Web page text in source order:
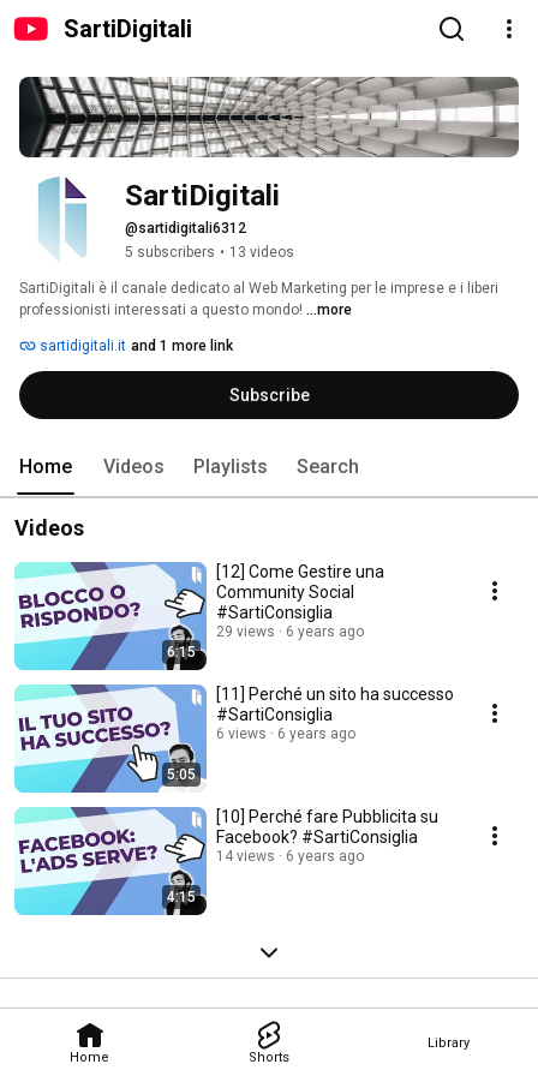
SartiDigitali
Home Shorts
Library
SartiDigitali
@sartidigitali6312
5 subscribers • 13 videos
SartiDigitali è il canale dedicato al Web Marketing per le imprese e i liberi
professionisti interessati a questo mondo! ...more
sartidigitali.it and 1 more link
Subscribe
Home Videos Playlists Search
Videos
6:15
[12] Come Gestire una
Community Social
#SartiConsiglia
29 views 6 years ago
5:05
[11] Perché un sito ha successo
#SartiConsiglia
6 views 6 years ago
4:15
[10] Perché fare Pubblicita su
Facebook? #SartiConsiglia
14 views 6 years ago